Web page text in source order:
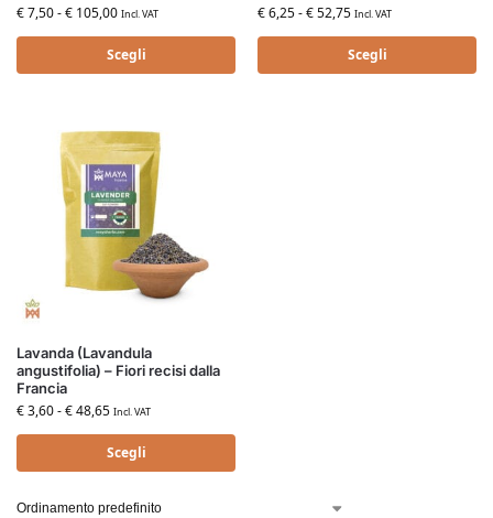
€7,50-€ 105,00 Incl. VAT
Scegli
€6,25-€52,75 Incl. VAT
Scegli
Lavanda (Lavandula
angustifolia) – Fiori recisi dalla
Francia
€3,60-€48,65 Incl. VAT
Scegli